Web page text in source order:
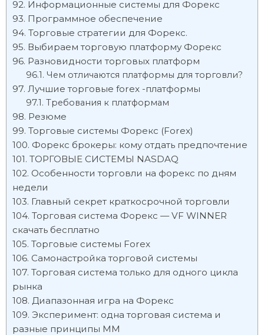
Информационные системы для Форекс
Программное обеспечение
Торговые стратегии для Форекс.
Выбираем торговую платформу Форекс
Разновидности торговых платформ
Чем отличаются платформы для торговли?
Лучшие торговые forex -платформы
Требования к платформам
Резюме
Торговые системы Форекс (Forex)
Форекс брокеры: кому отдать предпочтение
ТОРГОВЫЕ СИСТЕМЫ NASDAQ
Особенности торговли на форекс по дням
недели
Главный секрет краткосрочной торговли
Торговая система Форекс — VF WINNER
скачать бесплатно
Торговые системы Forex
Самонастройка торговой системы
Торговая система только для одного цикла
рынка
Диапазонная игра на Форекс
Эксперимент: одна торговая система и
разные принципы ММ